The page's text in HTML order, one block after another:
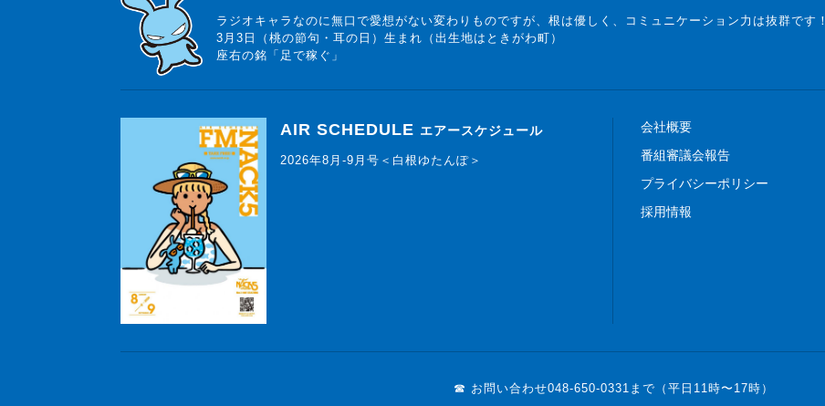
ラジオキャラなのに無口で愛想がない変わりものですが、根は優しく、コミュニケーション力は抜群です！
3月3日（桃の節句・耳の日）生まれ（出生地はときがわ町）
座右の銘「足で稼ぐ」
AIR SCHEDULE エアースケジュール
2026年8月-9月号＜白根ゆたんぽ＞
会社概要
番組審議会報告
プライバシーポリシー
採用情報
☎ お問い合わせ048-650-0331まで（平日11時〜17時）